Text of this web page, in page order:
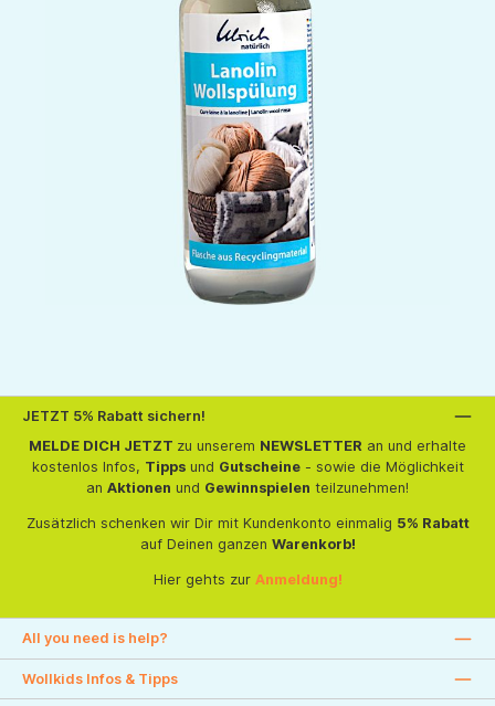
JETZT 5% Rabatt sichern!
MELDE DICH JETZT zu unserem NEWSLETTER an und erhalte
kostenlos Infos, Tippsund Gutscheine- sowie die Möglichkeit
an Aktionen und Gewinnspielen teilzunehmen!
Zusätzlich schenken wir Dir mit Kundenkonto einmalig 5% Rabatt
auf Deinen ganzen Warenkorb!
Hier gehts zur Anmeldung!
All you need is help?
Wollkids Infos & Tipps